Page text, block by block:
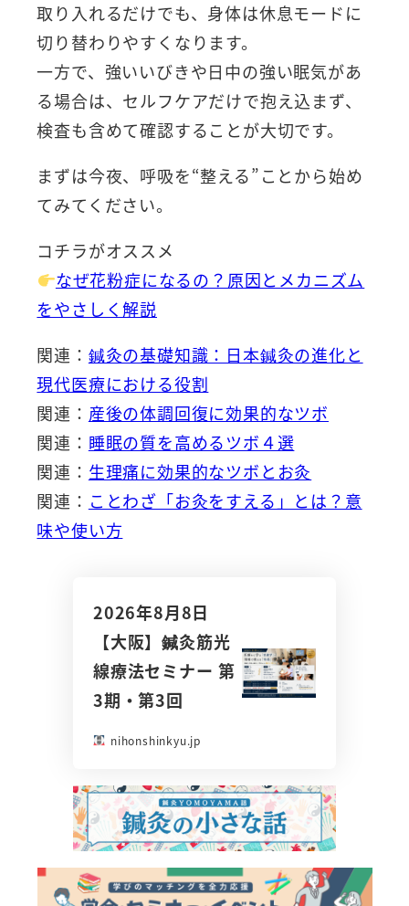
取り入れるだけでも、身体は休息モードに
切り替わりやすくなります。
一方で、強いいびきや日中の強い眠気があ
る場合は、セルフケアだけで抱え込まず、
検査も含めて確認することが大切です。
まずは今夜、呼吸を“整える”ことから始め
てみてください。
コチラがオススメ
なぜ花粉症になるの？原因とメカニズム
をやさしく解説
関連： 鍼灸の基礎知識：日本鍼灸の進化と
現代医療における役割
関連： 産後の体調回復に効果的なツボ
関連： 睡眠の質を高めるツボ４選
関連： 生理痛に効果的なツボとお灸
関連： ことわざ「お灸をすえる」とは？意
味や使い方
2026年8月8日
【大阪】鍼灸筋光
線療法セミナー 第
3期・第3回
nihonshinkyu.jp